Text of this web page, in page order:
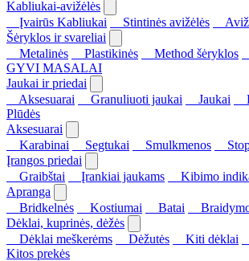
Kabliukai-avižėlės
Įvairūs Kabliukai
Stintinės avižėlės
Šėryklos ir svareliai
Metalinės
Plastikinės Method šėryklos
GYVI MASALAI
Jaukai ir priedai
Aksesuarai
Granuliuoti jaukai Jaukai
Plūdės
Aksesuarai
Karabinai
Segtukai Smulkmenos
Įrangos priedai
Graibštai
Įrankiai jaukams Kibimo
Apranga
Bridkelnės
Kostiumai Batai
Dėklai, kuprinės, dėžės
Dėklai meškerėms
Dėžutės Kiti dėklai
Kitos prekės